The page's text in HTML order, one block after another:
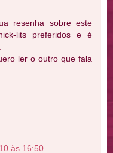
resenha sobre este
lits preferidos e é
ler o outro que fala
às 16:50